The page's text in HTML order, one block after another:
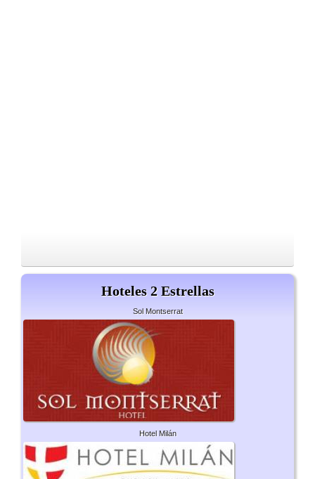
Hoteles 2 Estrellas
Sol Montserrat
Hotel Milán